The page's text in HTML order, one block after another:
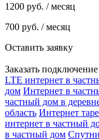
1200 руб. / месяц
700 руб. / месяц
Оставить заявку
Заказать подключение
LTE интернет в
дом Интернет в
частный дом в
область Интернет
интернет в частный
в частный дом